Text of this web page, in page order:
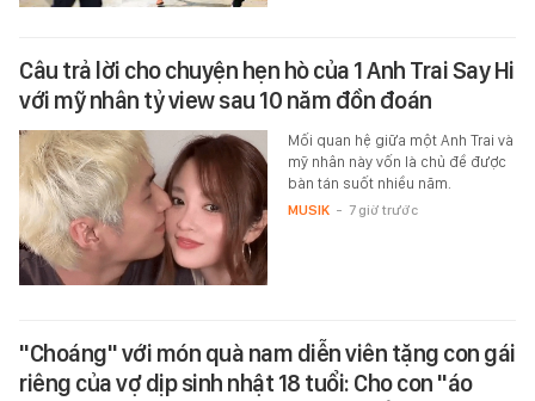
Câu trả lời cho chuyện hẹn hò của 1 Anh Trai Say Hi
với mỹ nhân tỷ view sau 10 năm đồn đoán
Mối quan hệ giữa một Anh Trai và
mỹ nhân này vốn là chủ đề được
bàn tán suốt nhiều năm.
MUSIK - 7 giờ trước
"Choáng" với món quà nam diễn viên tặng con gái
riêng của vợ dịp sinh nhật 18 tuổi: Cho con "áo